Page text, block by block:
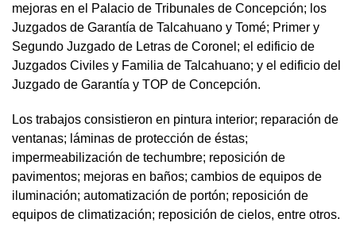
mejoras en el Palacio de Tribunales de Concepción; los
Juzgados de Garantía de Talcahuano y Tomé; Primer y
Segundo Juzgado de Letras de Coronel; el edificio de
Juzgados Civiles y Familia de Talcahuano; y el edificio del
Juzgado de Garantía y TOP de Concepción.
Los trabajos consistieron en pintura interior; reparación de
ventanas; láminas de protección de éstas;
impermeabilización de techumbre; reposición de
pavimentos; mejoras en baños; cambios de equipos de
iluminación; automatización de portón; reposición de
equipos de climatización; reposición de cielos, entre otros.